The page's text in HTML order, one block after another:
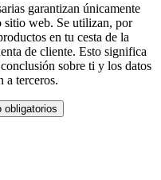
garantizan únicamente
sitio web. Se utilizan, por
en tu cesta de la
de cliente. Esto significa
sobre ti y los datos
a terceros.
obligatorios